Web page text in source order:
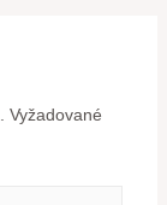
Vyžadované